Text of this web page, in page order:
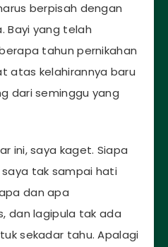
berpisah dengan
Bayi yang telah
tahun pernikahan
atas kelahirannya baru
dari seminggu yang
ini, saya kaget. Siapa
tak sampai hati
dan apa
dan lagipula tak ada
sekadar tahu. Apalagi